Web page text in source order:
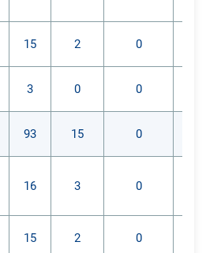
15 2 0
3 0 0
93 15 0
16 3 0
15 2 0